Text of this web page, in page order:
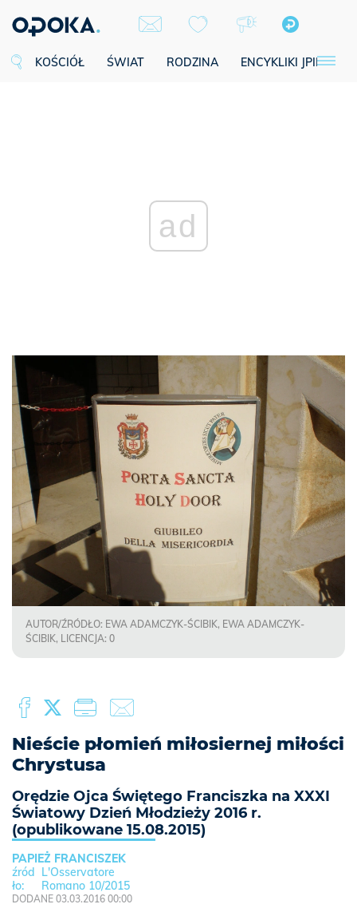
KOŚCIÓŁ ŚWIAT RODZINA ENCYKLIKI JPII
ad
AUTOR/ŹRÓDŁO: EWA ADAMCZYK-ŚCIBIK, EWA ADAMCZYK-
ŚCIBIK, LICENCJA: 0
Nieście płomień miłosiernej miłości
Chrystusa
Orędzie Ojca Świętego Franciszka na XXXI
Światowy Dzień Młodzieży 2016 r.
(opublikowane 15.08.2015)
PAPIEŻ FRANCISZEK
L'Osservatore
Romano 10/2015
DODANE 03.03.2016 00:00